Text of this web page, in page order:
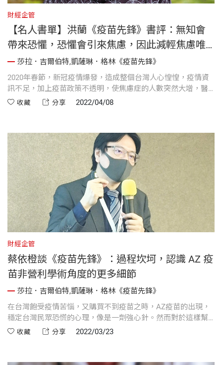
財經企管
【名人書單】洪蘭《疫苗先鋒》書評：無知會
帶來恐懼，恐懼會引來焦慮，因此減輕焦慮唯
一的方式便是了解真相
莎拉．吉爾伯特,凱薩琳．格林《疫苗先鋒》
2020年春節，新冠疫情爆發，造成整個台灣人心惶惶，疫情資
訊不足，加上疫苗政策不透明，使焦慮症的人數突然大增，醫
院的身心科擠到掛不上號。幸好，不久病毒的基因序列被定了
收藏 分享 2022/04/08
財經企管
蔡依橙談《疫苗先鋒》：過程坎坷，認識 AZ 疫
苗非營利學術角度的更多細節
莎拉．吉爾伯特,凱薩琳．格林《疫苗先鋒》
在台灣飽受疫情苦惱，又購買不到疫苗之時，AZ疫苗的出現，
穩定台灣民眾恐慌的心理，像是一劑強心針。然而對於這樣幫
助我們的疫苗，我們卻也在一開始因不了解而誤解，但事實
收藏 分享 2022/03/23